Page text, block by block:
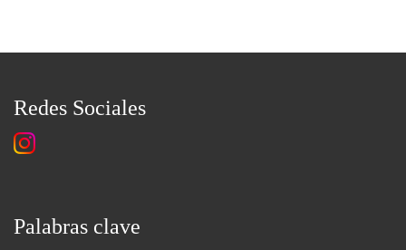
Redes Sociales
Palabras clave